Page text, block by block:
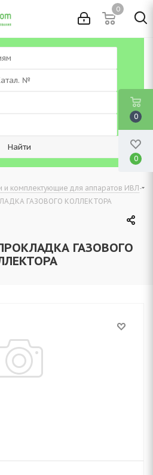
0
и комплектующие для аппаратов ИВЛ-
ГАЗОВОГО КОЛЛЕКТОРА
ГАЗОВОГО
0
0